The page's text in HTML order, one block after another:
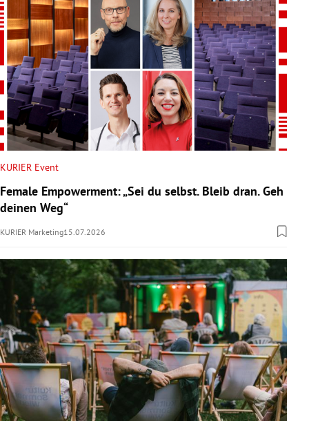
KURIER Event
Female Empowerment: „Sei du selbst. Bleib dran. Geh
deinen Weg“
KURIER Marketing15.07.2026